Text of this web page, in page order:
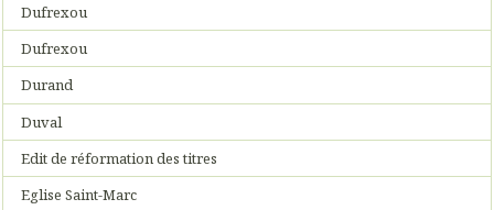
Dufrexou
Dufrexou
Durand
Duval
Edit de réformation des titres
Eglise Saint-Marc